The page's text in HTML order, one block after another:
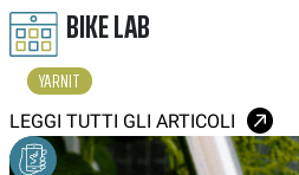
BIKE LAB
YARNIT
LEGGI TUTTI GLI ARTICOLI